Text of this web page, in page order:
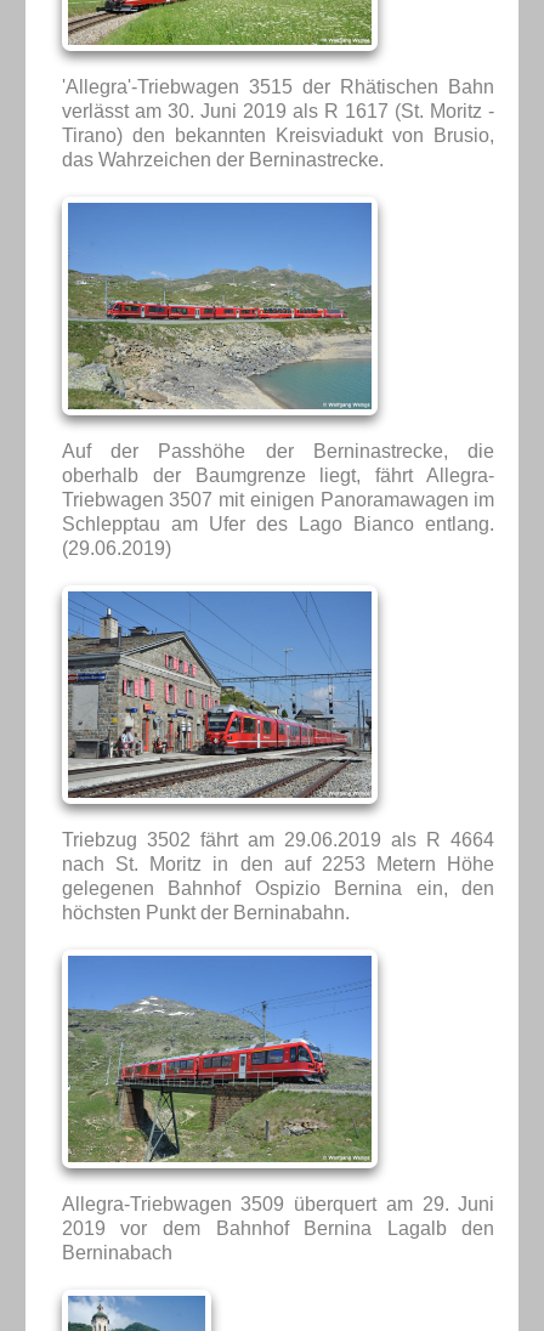
'Allegra'-Triebwagen 3515 der Rhätischen Bahn
verlässt am 30. Juni 2019 als R 1617 (St. Moritz -
Tirano) den bekannten Kreisviadukt von Brusio,
das Wahrzeichen der Berninastrecke.
Auf der Passhöhe der Berninastrecke, die
oberhalb der Baumgrenze liegt, fährt Allegra-
Triebwagen 3507 mit einigen Panoramawagen im
Schlepptau am Ufer des Lago Bianco entlang.
(29.06.2019)
Triebzug 3502 fährt am 29.06.2019 als R 4664
nach St. Moritz in den auf 2253 Metern Höhe
gelegenen Bahnhof Ospizio Bernina ein, den
höchsten Punkt der Berninabahn.
Allegra-Triebwagen 3509 überquert am 29. Juni
2019 vor dem Bahnhof Bernina Lagalb den
Berninabach